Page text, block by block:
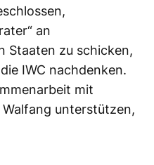
an
Staaten zu schicken,
IWC nachdenken.
mit
unterstützen,